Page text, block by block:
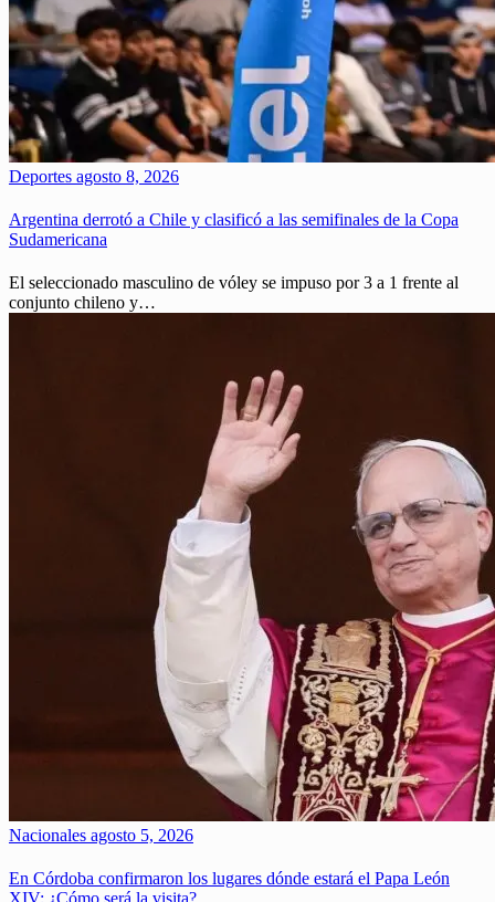
Deportes agosto 8, 2026
Argentina derrotó a Chile y clasificó a las semifinales de la Copa
Sudamericana
El seleccionado masculino de vóley se impuso por 3 a 1 frente al
conjunto chileno y…
Nacionales agosto 5, 2026
En Córdoba confirmaron los lugares dónde estará el Papa León